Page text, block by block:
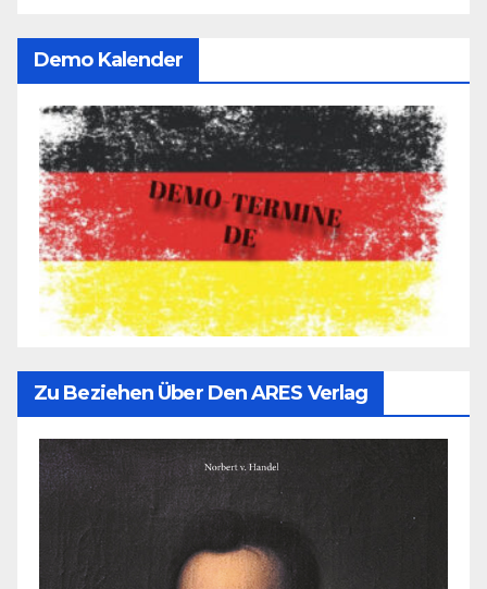
Demo Kalender
Zu Beziehen Über Den ARES Verlag